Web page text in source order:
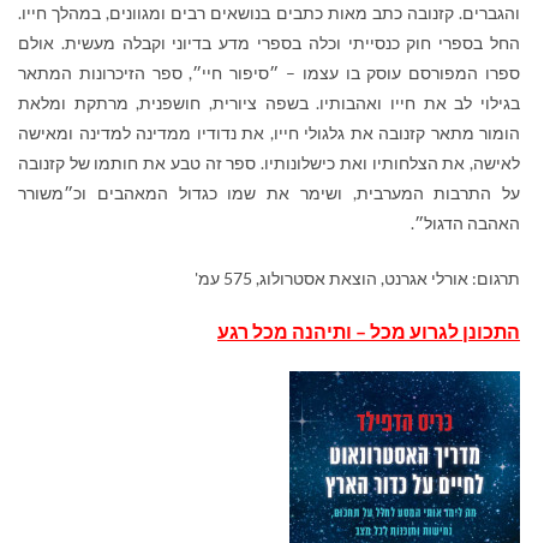
והגברים. קזנובה כתב מאות כתבים בנושאים רבים ומגוונים, במהלך חייו.
החל בספרי חוק כנסייתי וכלה בספרי מדע בדיוני וקבלה מעשית. אולם
ספרו המפורסם עוסק בו עצמו – ״סיפור חיי״, ספר הזיכרונות המתאר
בגילוי לב את חייו ואהבותיו. בשפה ציורית, חושפנית, מרתקת ומלאת
הומור מתאר קזנובה את גלגולי חייו, את נדודיו ממדינה למדינה ומאישה
לאישה, את הצלחותיו ואת כישלונותיו. ספר זה טבע את חותמו של קזנובה
על התרבות המערבית, ושימר את שמו כגדול המאהבים וכ״משורר
האהבה הדגול״.
תרגום: אורלי אגרנט, הוצאת אסטרולוג, 575 עמ'
התכונן לגרוע מכל – ותיהנה מכל רגע